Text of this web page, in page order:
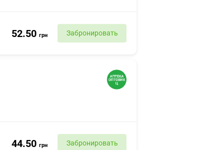
52.50 грн Забронировать
44.50 грн Забронировать